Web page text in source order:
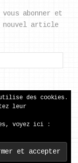
abonner et
nouvel article
© 2026.
des cookies.
leur
voyez ici :